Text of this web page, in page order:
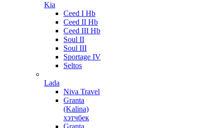
Kia
Ceed I Hb
Ceed II Hb
Ceed III Hb
Soul II
Soul III
Sportage IV
Seltos
Lada
Niva Travel
Granta
(Kalina)
хэтчбек
Granta